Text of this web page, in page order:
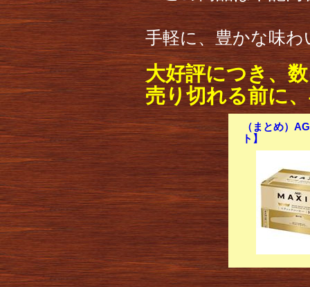
手軽に、豊かな味
大好評につき、
売り切れる前に
（まとめ）
ト】